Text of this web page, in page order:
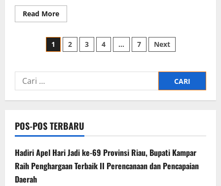
Read MoreRead
more
Berkedok
Massa!..
Advokat
Tangkap
Berdarah
Pancuran
Gading
Paginasi
pos
1 2 3 4 … 7 Next
Cari
untuk:
POS-POS TERBARU
Hadiri Apel Hari Jadi ke-69 Provinsi Riau, Bupati Kampar
Raih Penghargaan Terbaik II Perencanaan dan Pencapaian
Daerah